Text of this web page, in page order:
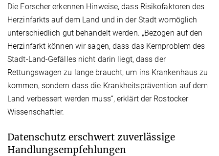
Die Forscher erkennen Hinweise, dass Risikofaktoren des
Herzinfarkts auf dem Land und in der Stadt womöglich
unterschiedlich gut behandelt werden. „Bezogen auf den
Herzinfarkt können wir sagen, dass das Kernproblem des
Stadt-Land-Gefälles nicht darin liegt, dass der
Rettungswagen zu lange braucht, um ins Krankenhaus zu
kommen, sondern dass die Krankheitsprävention auf dem
Land verbessert werden muss“, erklärt der Rostocker
Wissenschaftler.
Datenschutz erschwert zuverlässige
Handlungsempfehlungen